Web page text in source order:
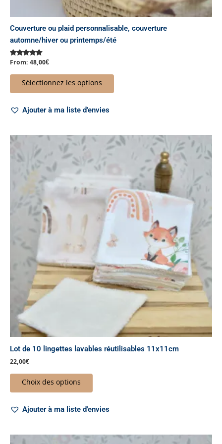
Couverture ou plaid personnalisable, couverture
automne/hiver ou printemps/été
Note
sur 5
From:48,00€
Sélectionnez les options
Ajouter à ma liste d'envies
Lot de 10 lingettes lavables réutilisables 11x11cm
22,00€
Choix des options
Ce
produit
a
plusieurs
variations.
Les
options
peuvent
être
choisies
sur
la
page
Ajouter à ma liste d'envies
Plage